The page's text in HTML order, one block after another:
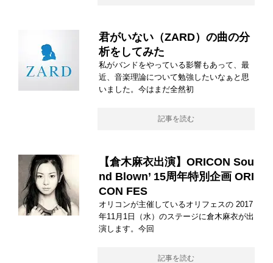
君がいない（ZARD）の曲の分
析をしてみた
私がバンドをやっている影響もあって、最
近、音楽理論について勉強したいなぁと思
いました。今はまだ全然初
記事を読む
【倉木麻衣出演】ORICON Sou
nd Blown’ 15周年特別企画 ORI
CON FES
オリコンが主催しているオリフェスの 2017
年11月1日（水）のステージに倉木麻衣が出
演します。今回
記事を読む